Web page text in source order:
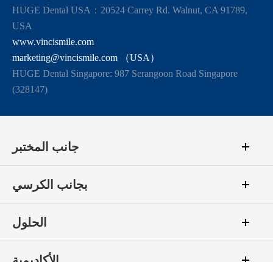
HUGE Dental USA：20524 Carrey Rd. Walnut, CA 91789,
USA
www.vincismile.com
marketing@vincismile.com （USA）
HUGE Dental Singapore: 987 Serangoon Road Singapore
(328147)
جانب المختبر
بجانب الكرسي
الحلول